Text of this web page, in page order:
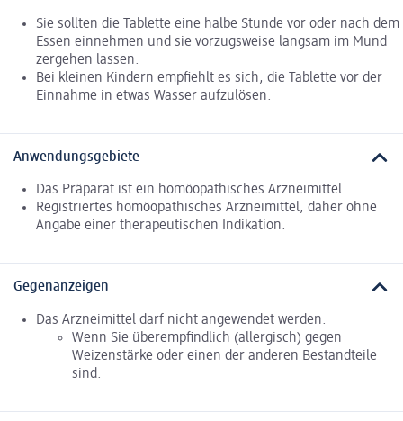
Sie sollten die Tablette eine halbe Stunde vor oder nach dem
Essen einnehmen und sie vorzugsweise langsam im Mund
zergehen lassen.
Bei kleinen Kindern empfiehlt es sich, die Tablette vor der
Einnahme in etwas Wasser aufzulösen.
Anwendungsgebiete
Das Präparat ist ein homöopathisches Arzneimittel.
Registriertes homöopathisches Arzneimittel, daher ohne
Angabe einer therapeutischen Indikation.
Gegenanzeigen
Das Arzneimittel darf nicht angewendet werden:
Wenn Sie überempfindlich (allergisch) gegen
Weizenstärke oder einen der anderen Bestandteile
sind.